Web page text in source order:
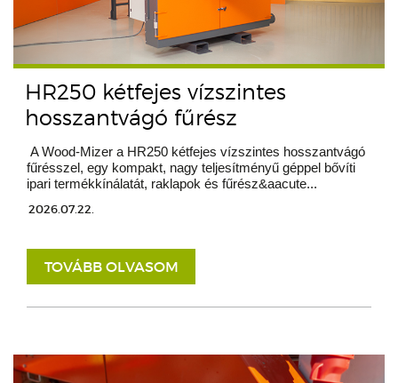
HR250 kétfejes vízszintes
hosszantvágó fűrész
A Wood-Mizer a HR250 kétfejes vízszintes hosszantvágó
fűrésszel, egy kompakt, nagy teljesítményű géppel bővíti
ipari termékkínálatát, raklapok és fűrész&aacute...
2026.07.22.
TOVÁBB OLVASOM